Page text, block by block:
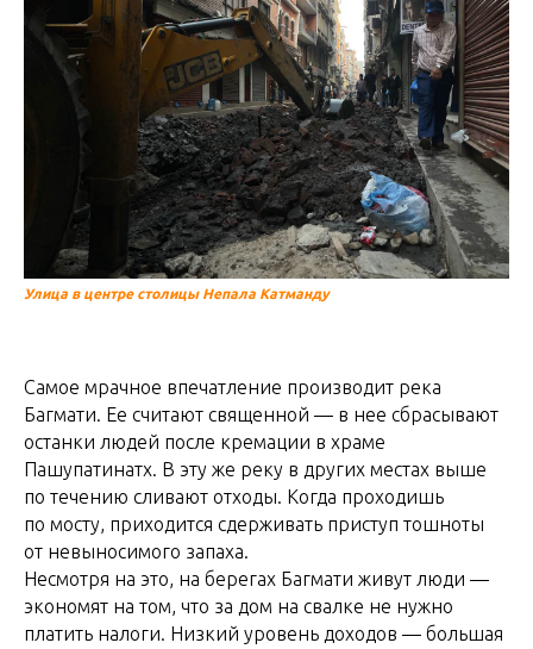
Улица в центре столицы Непала Катманду
Самое мрачное впечатление производит река
Багмати. Ее считают священной — в нее сбрасывают
останки людей после кремации в храме
Пашупатинатх. В эту же реку в других местах выше
по течению сливают отходы. Когда проходишь
по мосту, приходится сдерживать приступ тошноты
от невыносимого запаха.
Несмотря на это, на берегах Багмати живут люди —
экономят на том, что за дом на свалке не нужно
платить налоги. Низкий уровень доходов — большая